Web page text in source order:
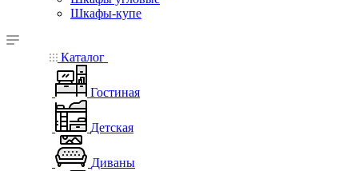
Шкафы-купе
Каталог
Гостиная
Детская
Диваны